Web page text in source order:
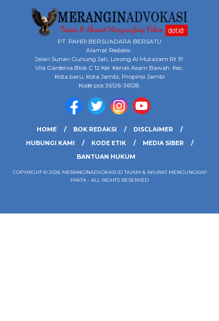
PT. PAHRI BERSUADARA BERSATU
Alamat Redaksi :
Jalan Sunan Gunung Jati, Lorong Al Mutazam Rt 19
Vila Gardenia Blok C 12 Kel. Kenali Asam Bawah Kec.
Kota baru, Kota Jambi, Propinsi Jambi
Kode pos 36126-36128.
HOME BOK REDAKSI
DISCLAIMER
HUBUNGI KAMI
KODE ETIK
MEDIA SIBER
BANTUAN HUKUM
COPYRIGHT © 2026 MERANGINADVOKASI.ID TAJAM & AKURAT MENGUNGKAP
FAKTA - ALL RIGHTS RESERVED